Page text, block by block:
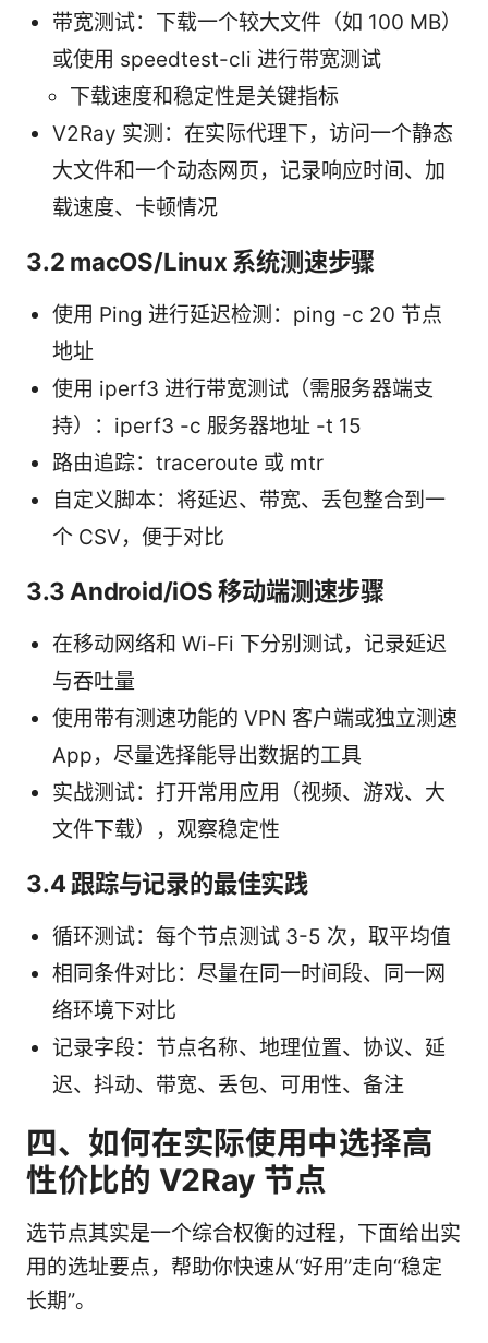
带宽测试：下载一个较大文件（如 100 MB）
或使用 speedtest-cli 进行带宽测试
下载速度和稳定性是关键指标
V2Ray 实测：在实际代理下，访问一个静态
大文件和一个动态网页，记录响应时间、加
载速度、卡顿情况
3.2 macOS/Linux 系统测速步骤
使用 Ping 进行延迟检测：ping -c 20 节点
地址
使用 iperf3 进行带宽测试（需服务器端支
持）：iperf3 -c 服务器地址 -t 15
路由追踪：traceroute 或 mtr
自定义脚本：将延迟、带宽、丢包整合到一
个 CSV，便于对比
3.3 Android/iOS 移动端测速步骤
在移动网络和 Wi-Fi 下分别测试，记录延迟
与吞吐量
使用带有测速功能的 VPN 客户端或独立测速
App，尽量选择能导出数据的工具
实战测试：打开常用应用（视频、游戏、大
文件下载），观察稳定性
3.4 跟踪与记录的最佳实践
循环测试：每个节点测试 3-5 次，取平均值
相同条件对比：尽量在同一时间段、同一网
络环境下对比
记录字段：节点名称、地理位置、协议、延
迟、抖动、带宽、丢包、可用性、备注
四、如何在实际使用中选择高
性价比的 V2Ray 节点
选节点其实是一个综合权衡的过程，下面给出实
用的选址要点，帮助你快速从“好用”走向“稳定
长期”。